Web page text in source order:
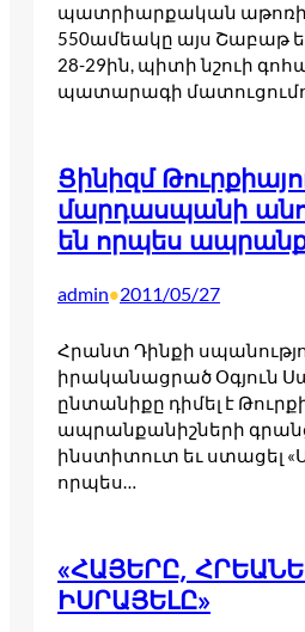
պատրիարքական
550ամեակը այս Շաբաթ
28-29ին, պիտի նշուի
պատարագի
Ցինիզմ
մարդասպանի
են որպես
admin•2011/05/27
Հրանտ Դինքի
իրականացրած Օգյուն
ընտանիքը դիմել է
ապրանքանիշների
ինստիտուտ եւ ստացել
որպես…
«ՀԱՅԵՐԸ,
ԻՍՐԱՅԵԼԸ»